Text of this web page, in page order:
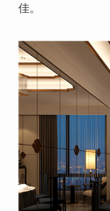
佳。